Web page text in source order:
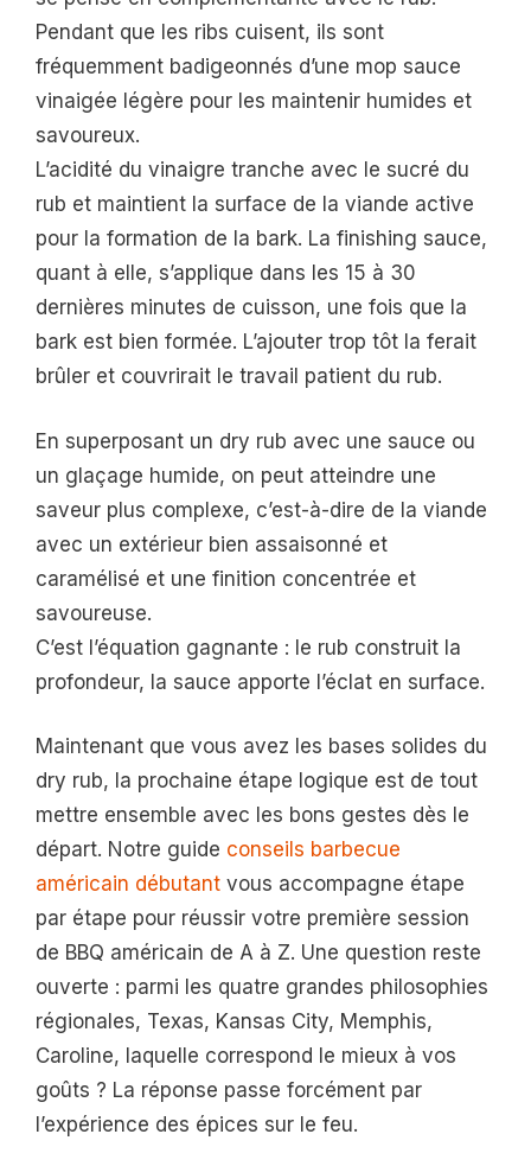
Pendant que les ribs cuisent, ils sont
fréquemment badigeonnés d’une mop sauce
vinaigée légère pour les maintenir humides et
savoureux.
L’acidité du vinaigre tranche avec le sucré du
rub et maintient la surface de la viande active
pour la formation de la bark. La finishing sauce,
quant à elle, s’applique dans les 15 à 30
dernières minutes de cuisson, une fois que la
bark est bien formée. L’ajouter trop tôt la ferait
brûler et couvrirait le travail patient du rub.
En superposant un dry rub avec une sauce ou
un glaçage humide, on peut atteindre une
saveur plus complexe, c’est-à-dire de la viande
avec un extérieur bien assaisonné et
caramélisé et une finition concentrée et
savoureuse.
C’est l’équation gagnante : le rub construit la
profondeur, la sauce apporte l’éclat en surface.
Maintenant que vous avez les bases solides du
dry rub, la prochaine étape logique est de tout
mettre ensemble avec les bons gestes dès le
départ. Notre guide conseils barbecue
américain débutant vous accompagne étape
par étape pour réussir votre première session
de BBQ américain de A à Z. Une question reste
ouverte : parmi les quatre grandes philosophies
régionales, Texas, Kansas City, Memphis,
Caroline, laquelle correspond le mieux à vos
goûts ? La réponse passe forcément par
l’expérience des épices sur le feu.